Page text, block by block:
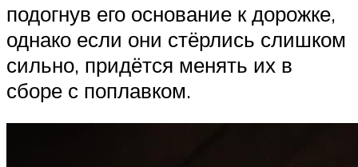
подогнув его основание к дорожке,
однако если они стёрлись слишком
сильно, придётся менять их в
сборе с поплавком.